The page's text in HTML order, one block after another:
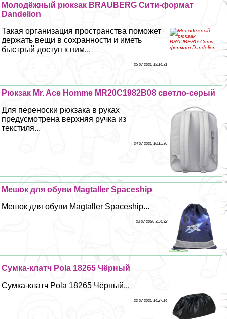
Молодёжный рюкзак BRAUBERG Сити-формат
Dandelion
Такая организация прострaнcтва поможет
держать вещи в сохранности и иметь
быстрый доступ к ним...
25 07 2026 19:14:31
Рюкзак Mr. Ace Homme MR20C1982B08 светло-серый
Для переноски рюкзака в руках
предусмотрена верхняя ручка из
текстиля...
24 07 2026 10:15:36
Мешок для обуви Magtaller Spaceship
Мешок для обуви Magtaller Spaceship...
23 07 2026 3:54:32
Сумка-клатч Pola 18265 Чёрный
Сумка-клатч Pola 18265 Чёрный...
22 07 2026 14:27:14